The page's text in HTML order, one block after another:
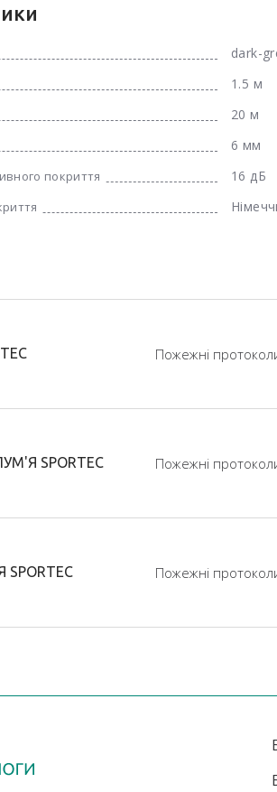
dark-
1.5 м
20 м
6 мм
покриття 16 дБ
Пожежні
SPORTEC Пожежні
Пожежні